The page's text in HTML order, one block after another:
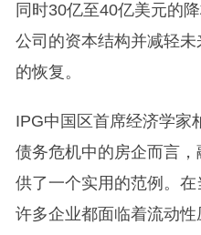
同时30亿至40亿美元的
公司的资本结构并减轻
的恢复。
IPG中国区首席经济学家
债务危机中的房企而言
供了一个实用的范例。在
许多企业都面临着流动